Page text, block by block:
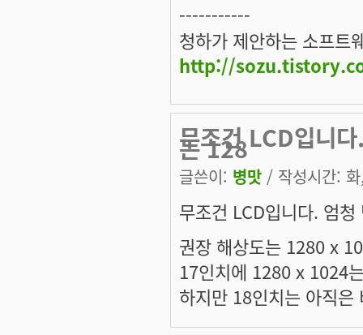
-----------
청하가 제안하는 소프트
http://
무조건 LCD입니
는 128
글쓴이: 병맛 / 작성시간:
무조건 LCD입니다. 엄
권장 해상도는 1280 x
17인치에 1280 x 1024
하지만 18인치는 아직은